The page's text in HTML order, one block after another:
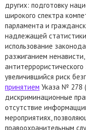
других: подготовку
широкого спектра
парламента и
надлежащей
использование
разжиганием
антитеррористического
увеличившийся риск
принятием Указа № 278
дискриминационные
отсутствие
мероприятиях,
правоохранительным